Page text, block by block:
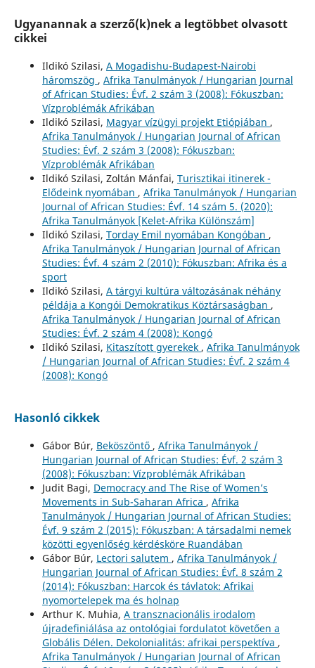
Ugyanannak a szerző(k)nek a legtöbbet olvasott
cikkei
Ildikó Szilasi, A Mogadishu-Budapest-Nairobi
háromszög , Afrika Tanulmányok / Hungarian Journal
of African Studies: Évf. 2 szám 3 (2008): Fókuszban:
Vízproblémák Afrikában
Ildikó Szilasi, Magyar vízügyi projekt Etiópiában ,
Afrika Tanulmányok / Hungarian Journal of African
Studies: Évf. 2 szám 3 (2008): Fókuszban:
Vízproblémák Afrikában
Ildikó Szilasi, Zoltán Mánfai, Turisztikai itinerek -
Elődeink nyomában , Afrika Tanulmányok / Hungarian
Journal of African Studies: Évf. 14 szám 5. (2020):
Afrika Tanulmányok [Kelet-Afrika Különszám]
Ildikó Szilasi, Torday Emil nyomában Kongóban ,
Afrika Tanulmányok / Hungarian Journal of African
Studies: Évf. 4 szám 2 (2010): Fókuszban: Afrika és a
sport
Ildikó Szilasi, A tárgyi kultúra változásának néhány
példája a Kongói Demokratikus Köztársaságban ,
Afrika Tanulmányok / Hungarian Journal of African
Studies: Évf. 2 szám 4 (2008): Kongó
Ildikó Szilasi, Kitaszított gyerekek , Afrika Tanulmányok
/ Hungarian Journal of African Studies: Évf. 2 szám 4
(2008): Kongó
Hasonló cikkek
Gábor Búr, Beköszöntő , Afrika Tanulmányok /
Hungarian Journal of African Studies: Évf. 2 szám 3
(2008): Fókuszban: Vízproblémák Afrikában
Judit Bagi, Democracy and The Rise of Women’s
Movements in Sub-Saharan Africa , Afrika
Tanulmányok / Hungarian Journal of African Studies:
Évf. 9 szám 2 (2015): Fókuszban: A társadalmi nemek
közötti egyenlőség kérdésköre Ruandában
Gábor Búr, Lectori salutem , Afrika Tanulmányok /
Hungarian Journal of African Studies: Évf. 8 szám 2
(2014): Fókuszban: Harcok és távlatok: Afrikai
nyomortelepek ma és holnap
Arthur K. Muhia, A transznacionális irodalom
újradefiniálása az ontológiai fordulatot követően a
Globális Délen. Dekolonialitás: afrikai perspektíva ,
Afrika Tanulmányok / Hungarian Journal of African